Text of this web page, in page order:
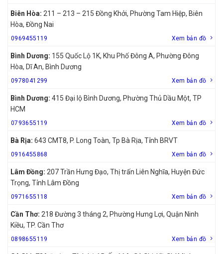
Biên Hòa: 211 – 213 – 215 Đồng Khởi, Phường Tam Hiệp, Biên
Hòa, Đồng Nai
0969455119 Xem bản đồ
Bình Dương: 155 Quốc Lộ 1K, Khu Phố Đông A, Phường Đông
Hòa, Dĩ An, Bình Dương
0978041299 Xem bản đồ
Bình Dương: 415 Đại lộ Bình Dương, Phường Thủ Dầu Một, TP
HCM
0793655119 Xem bản đồ
Bà Rịa: 643 CMT8, P. Long Toàn, Tp Bà Rịa, Tỉnh BRVT
0916455868 Xem bản đồ
Lâm Đồng: 207 Trần Hưng Đạo, Thị trấn Liên Nghĩa, Huyện Đức
Trọng, Tỉnh Lâm Đồng
0971655118 Xem bản đồ
Cần Thơ: 218 Đường 3 tháng 2, Phường Hưng Lợi, Quận Ninh
Kiều, TP. Cần Thơ
0898655119 Xem bản đồ